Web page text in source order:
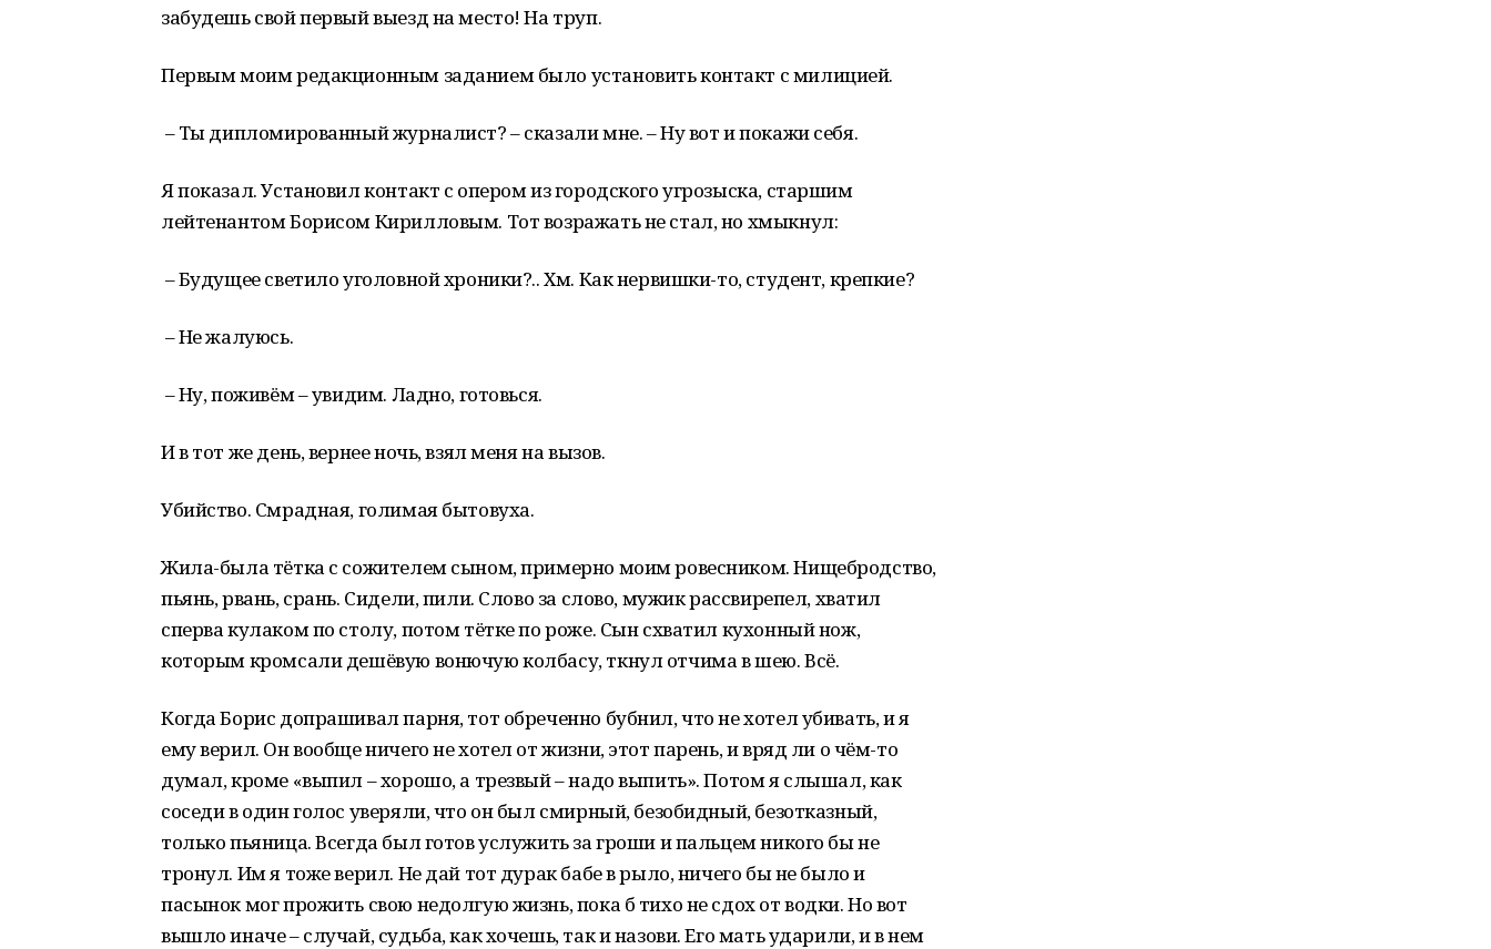
забудешь свой первый выезд на место! На труп.
Первым моим редакционным заданием было установить контакт с милицией.
– Ты дипломированный журналист? – сказали мне. – Ну вот и покажи себя.
Я показал. Установил контакт с опером из городского угрозыска, старшим
лейтенантом Борисом Кирилловым. Тот возражать не стал, но хмыкнул:
– Будущее светило уголовной хроники?.. Хм. Как нервишки-то, студент, крепкие?
– Не жалуюсь.
– Ну, поживём – увидим. Ладно, готовься.
И в тот же день, вернее ночь, взял меня на вызов.
Убийство. Смрадная, голимая бытовуха.
Жила-была тётка с сожителем сыном, примерно моим ровесником. Нищебродство,
пьянь, рвань, срань. Сидели, пили. Слово за слово, мужик рассвирепел, хватил
сперва кулаком по столу, потом тётке по роже. Сын схватил кухонный нож,
которым кромсали дешёвую вонючую колбасу, ткнул отчима в шею. Всё.
Когда Борис допрашивал парня, тот обреченно бубнил, что не хотел убивать, и я
ему верил. Он вообще ничего не хотел от жизни, этот парень, и вряд ли о чём-то
думал, кроме «выпил – хорошо, а трезвый – надо выпить». Потом я слышал, как
соседи в один голос уверяли, что он был смирный, безобидный, безотказный,
только пьяница. Всегда был готов услужить за гроши и пальцем никого бы не
тронул. Им я тоже верил. Не дай тот дурак бабе в рыло, ничего бы не было и
пасынок мог прожить свою недолгую жизнь, пока б тихо не сдох от водки. Но вот
вышло иначе – случай, судьба, как хочешь, так и назови. Его мать ударили, и в нем